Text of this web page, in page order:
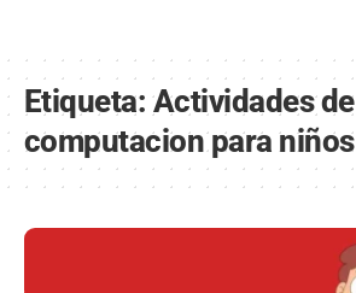
Etiqueta:Actividades de
computacion para niños